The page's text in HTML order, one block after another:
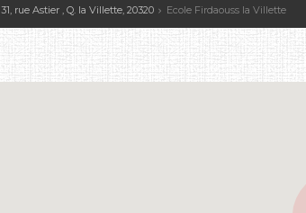
31, rue Astier , Q. la Villette, 20320 Ecole Firdaouss la Villette